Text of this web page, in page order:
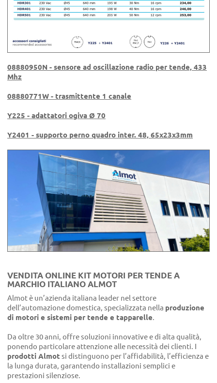
08880950N - sensore ad oscillazione radio per tende, 433
Mhz
08880771W - trasmittente 1 canale
Y225 - adattatori ogiva Ø 70
Y2401 - supporto perno quadro inter. 48, 65x23x3mm
VENDITA ONLINE KIT MOTORI PER TENDE A
MARCHIO ITALIANO ALMOT
Almot è un’azienda italiana leader nel settore
dell’automazione domestica, specializzata nella produzione
di motori e sistemi per tende e tapparelle.
Da oltre 30 anni, offre soluzioni innovative e di alta qualità,
ponendo particolare attenzione alle necessità dei clienti. I
prodotti Almot si distinguono per l’affidabilità, l’efficienza e
la lunga durata, garantendo installazioni semplici e
prestazioni silenziose.